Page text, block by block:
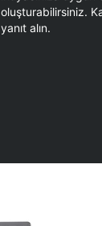
oluşturabilirsiniz.
yanıt alın.